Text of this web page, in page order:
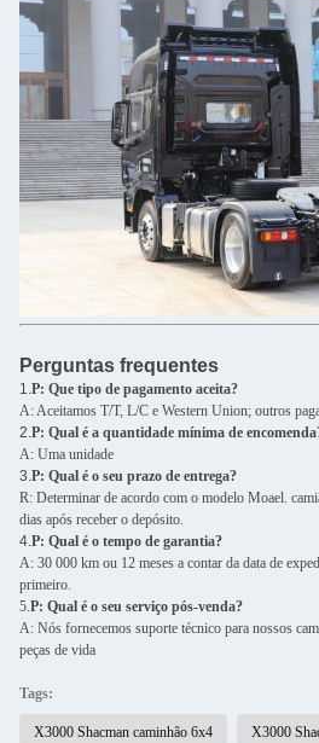
Perguntas frequentes
1.P: Que tipo de pagamento aceita?
A: Aceitamos T/T, L/C e Western Union; outros
2.P: Qual é a quantidade mínima de
A: Uma unidade
3.P: Qual é o seu prazo de entrega?
R: Determinar de acordo com o modelo Moael.
dias após receber o depósito.
4.P: Qual é o tempo de garantia?
A: 30 000 km ou 12 meses a contar da data de
primeiro.
5.P: Qual é o seu serviço pós-venda?
A: Nós fornecemos suporte técnico para nossos
peças de vida
Tags:
X3000 Shacman caminhão 6x4 X3000